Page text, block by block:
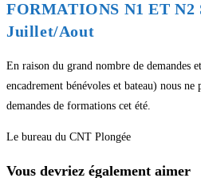
FORMATIONS N1 ET N2
Juillet/Aout
En raison du grand nombre de demandes
encadrement bénévoles et bateau) nous ne
demandes de formations cet été.
Le bureau du CNT Plongée
Vous devriez également aimer